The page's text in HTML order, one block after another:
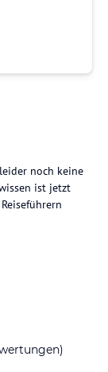
noch keine
ist jetzt